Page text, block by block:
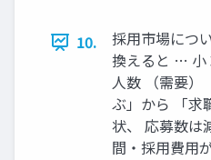
10.
採用市場につ
換えると … 小
人数 （需要）
ぶ」から 「求
状、 応募数は
間・採用費用